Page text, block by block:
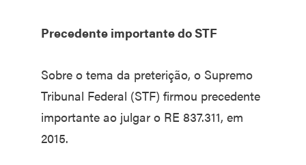
Precedente importante do STF
Sobre o tema da preterição, o Supremo
Tribunal Federal (STF) firmou precedente
importante ao julgar o RE 837.311, em
2015.